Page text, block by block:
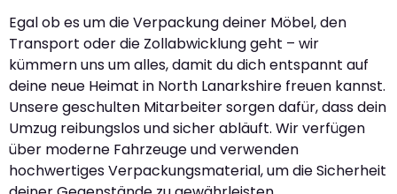
Egal ob es um die Verpackung deiner Möbel, den
Transport oder die Zollabwicklung geht – wir
kümmern uns um alles, damit du dich entspannt auf
deine neue Heimat in North Lanarkshire freuen kannst.
Unsere geschulten Mitarbeiter sorgen dafür, dass dein
Umzug reibungslos und sicher abläuft. Wir verfügen
über moderne Fahrzeuge und verwenden
hochwertiges Verpackungsmaterial, um die Sicherheit